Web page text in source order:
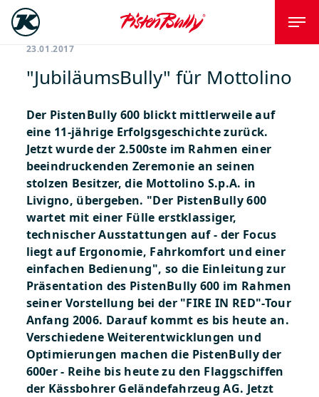
23.01.2017
"JubiläumsBully" für Mottolino
Der PistenBully 600 blickt mittlerweile auf
eine 11-jährige Erfolgsgeschichte zurück.
Jetzt wurde der 2.500ste im Rahmen einer
beeindruckenden Zeremonie an seinen
stolzen Besitzer, die Mottolino S.p.A. in
Livigno, übergeben. "Der PistenBully 600
wartet mit einer Fülle erstklassiger,
technischer Ausstattungen auf - der Focus
liegt auf Ergonomie, Fahrkomfort und einer
einfachen Bedienung", so die Einleitung zur
Präsentation des PistenBully 600 im Rahmen
seiner Vorstellung bei der "FIRE IN RED"-Tour
Anfang 2006. Darauf kommt es bis heute an.
Verschiedene Weiterentwicklungen und
Optimierungen machen die PistenBully der
600er - Reihe bis heute zu den Flaggschiffen
der Kässbohrer Geländefahrzeug AG. Jetzt